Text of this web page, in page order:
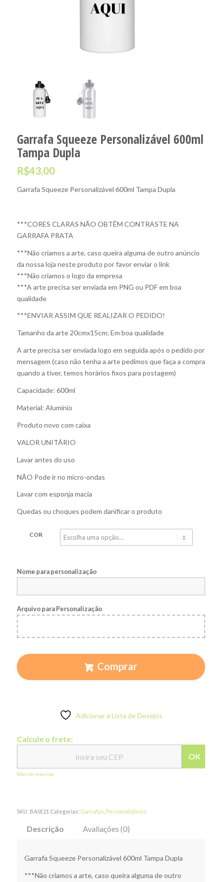
Garrafa Squeeze Personalizável 600ml
Tampa Dupla
R$43,00
Garrafa Squeeze Personalizável 600ml Tampa Dupla
***CORES CLARAS NÃO OBTÊM CONTRASTE NA
GARRAFA PRATA
***Não criamos a arte, caso queira alguma de outro anúncio
da nossa loja neste produto por favor enviar o link
***Não criamos o logo da empresa
***A arte precisa ser enviada em PNG ou PDF em boa
qualidade
***ENVIAR ASSIM QUE REALIZAR O PEDIDO!
Tamanho da arte 20cmx15cm; Em boa qualidade
A arte precisa ser enviada logo em seguida após o pedido por
mensagem (caso não tenha a arte pedimos que faça a compra
quando a tiver, temos horários fixos para postagem)
Capacidade: 600ml
Material: Alumínio
Produto novo com caixa
VALOR UNITÁRIO
Lavar antes do uso
NÃO Pode ir no micro-ondas
Lavar com esponja macia
Quedas ou choques podem danificar o produto
COR
Nome para personalização
Arquivo para Personalização
Comprar
Adicionar à Lista de Desejos
Calcule o frete:
OK
Não sei meu cep
SKU: BASE21 Categorias: Garrafas Personalizáveis
Descrição Avaliações (0)
Garrafa Squeeze Personalizável 600ml Tampa Dupla
***Não criamos a arte, caso queira alguma de outro